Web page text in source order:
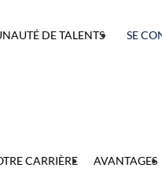
CARRIÈRE AVANTAGES
DE TALENTS SE